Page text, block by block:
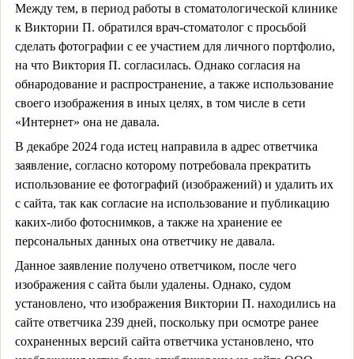
Между тем, в период работы в стоматологической клинике
к Виктории П. обратился врач-стоматолог с просьбой
сделать фотографии с ее участием для личного портфолио,
на что Виктория П. согласилась. Однако согласия на
обнародование и распространение, а также использование
своего изображения в иных целях, в том числе в сети
«Интернет» она не давала.
В декабре 2024 года истец направила в адрес ответчика
заявление, согласно которому потребовала прекратить
использование ее фотографий (изображений) и удалить их
с сайта, так как согласие на использование и публикацию
каких-либо фотоснимков, а также на хранение ее
персональных данных она ответчику не давала.
Данное заявление получено ответчиком, после чего
изображения с сайта были удалены. Однако, судом
установлено, что изображения Виктории П. находились на
сайте ответчика 239 дней, поскольку при осмотре ранее
сохраненных версий сайта ответчика установлено, что